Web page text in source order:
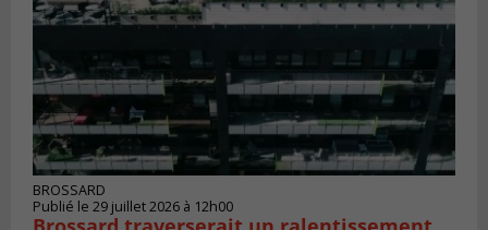
BROSSARD
Publié le 29 juillet 2026 à 12h00